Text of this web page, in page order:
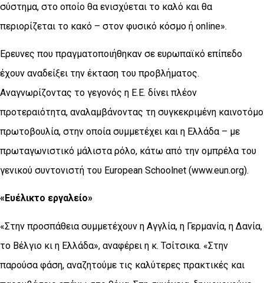
σύστημα, στο οποίο θα ενισχύεται το καλό και θα
περιορίζεται το κακό – στον φυσικό κόσμο ή online».
Ερευνες που πραγματοποιήθηκαν σε ευρωπαϊκό επίπεδο
έχουν αναδείξει την έκταση του προβλήματος.
Αναγνωρίζοντας το γεγονός η Ε.Ε. δίνει πλέον
προτεραιότητα, αναλαμβάνοντας τη συγκεκριμένη καινοτόμο
πρωτοβουλία, στην οποία συμμετέχει και η Ελλάδα – με
πρωταγωνιστικό μάλιστα ρόλο, κάτω από την ομπρέλα του
γενικού συντονιστή του European Schoolnet (www.eun.org).
«Ευέλικτο εργαλείο»
«Στην προσπάθεια συμμετέχουν η Αγγλία, η Γερμανία, η Δανία,
το Βέλγιο κι η Ελλάδα», αναφέρει η κ. Τσίτσικα. «Στην
παρούσα φάση, αναζητούμε τις καλύτερες πρακτικές και